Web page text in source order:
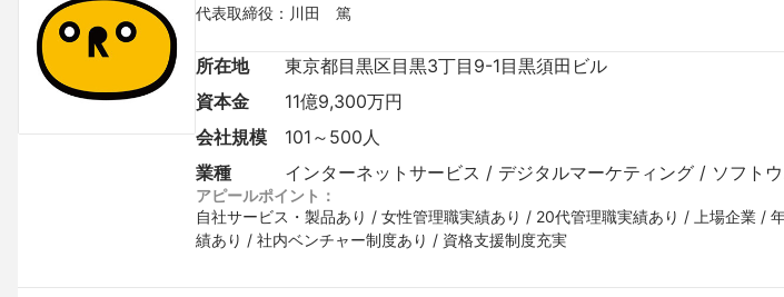
代表取締役：川田　篤
所在地
東京都目黒区目黒3丁目9-1目黒須田ビル
資本金
11億9,300万円
会社規模
101～500人
業種
インターネットサービス / デジタルマーケティング / ソフト
アピールポイント：
自社サービス・製品あり / 女性管理職実績あり / 20代管理職実績あり / 上場企業 /
績あり / 社内ベンチャー制度あり / 資格支援制度充実